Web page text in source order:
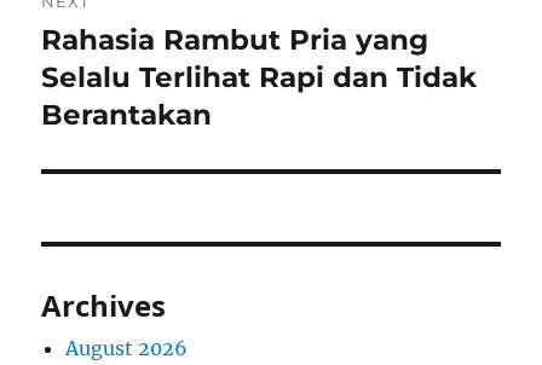
Next
post:
Rahasia Rambut Pria yang
Selalu Terlihat Rapi dan Tidak
Berantakan
Archives
August 2026